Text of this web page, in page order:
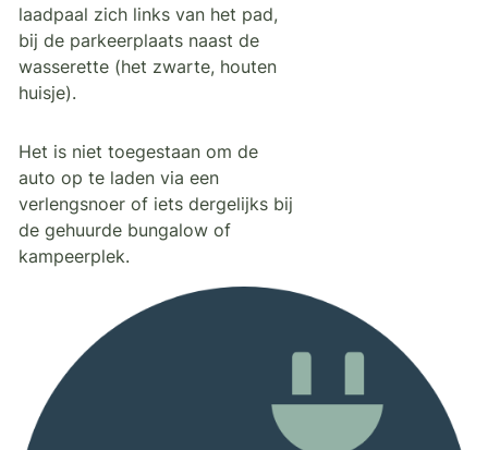
laadpaal zich links van het pad,
bij de parkeerplaats naast de
wasserette (het zwarte, houten
huisje).
Het is niet toegestaan om de
auto op te laden via een
verlengsnoer of iets dergelijks bij
de gehuurde bungalow of
kampeerplek.